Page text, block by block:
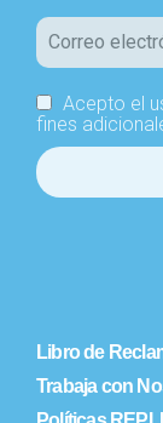
Acepto el
fines
Libro de
Trabaja con